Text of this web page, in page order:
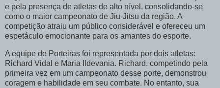
e pela presença de atletas de alto nível, consolidando-se
como o maior campeonato de Jiu-Jitsu da região. A
competição atraiu um público considerável e ofereceu um
espetáculo emocionante para os amantes do esporte.
A equipe de Porteiras foi representada por dois atletas:
Richard Vidal e Maria Ildevania. Richard, competindo pela
primeira vez em um campeonato desse porte, demonstrou
coragem e habilidade em seu combate. No entanto, sua